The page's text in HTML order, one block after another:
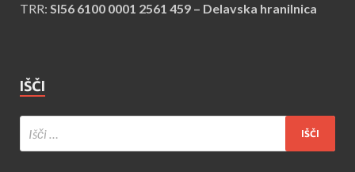
TRR: SI56 6100 0001 2561 459 – Delavska hranilnica
IŠČI